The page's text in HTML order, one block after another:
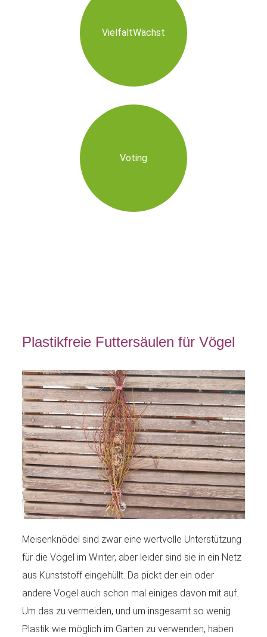
VielfaltWächst
Voting
Plastikfreie Futtersäulen für Vögel
Meisenknödel sind zwar eine wertvolle Unterstützung
für die Vögel im Winter, aber leider sind sie in ein Netz
aus Kunststoff eingehüllt. Da pickt der ein oder
andere Vogel auch schon mal einiges davon mit auf.
Um das zu vermeiden, und um insgesamt so wenig
Plastik wie möglich im Garten zu verwenden, haben